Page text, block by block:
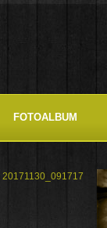
FOTOALBUM
20171130_091717